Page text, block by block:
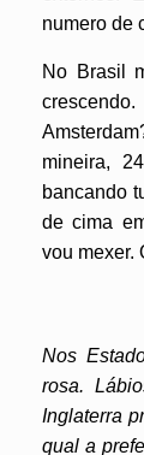
numero de
No Brasil
mineira,
bancando
de cima
vou mexer.
Nos
rosa.
Inglaterra
qual a